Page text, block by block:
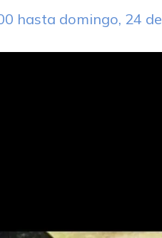
hasta domingo, 24